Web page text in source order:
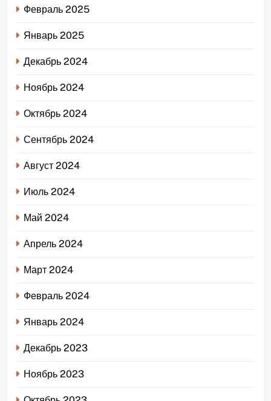
Февраль 2025
Январь 2025
Декабрь 2024
Ноябрь 2024
Октябрь 2024
Сентябрь 2024
Август 2024
Июль 2024
Май 2024
Апрель 2024
Март 2024
Февраль 2024
Январь 2024
Декабрь 2023
Ноябрь 2023